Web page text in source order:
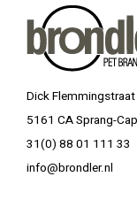
Dick Flemmingstraat
5161 CA Sprang-
31(0) 88 01 111 33
info@brondler.nl